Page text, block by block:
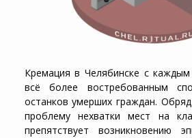
Кремация в Челябинске с
всё более востребованным
останков умерших граждан.
проблему нехватки мест на
препятствует возникновению